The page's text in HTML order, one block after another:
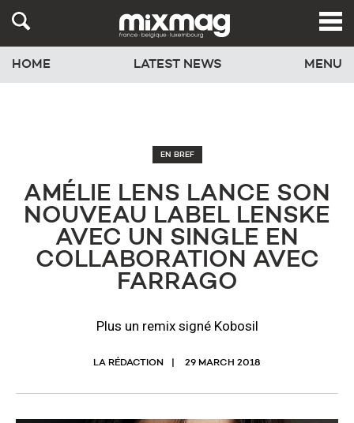
HOME LATEST NEWS MENU
EN BREF
AMÉLIE LENS LANCE SON
NOUVEAU LABEL LENSKE
AVEC UN SINGLE EN
COLLABORATION AVEC
FARRAGO
Plus un remix signé Kobosil
LA RÉDACTION 29 MARCH 2018